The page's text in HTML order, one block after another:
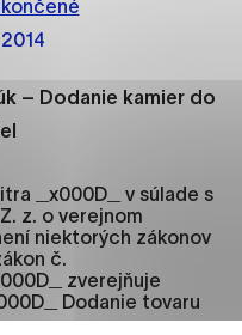
– Dodanie kamier do
_x000D_ v súlade s
z. o verejnom
niektorých zákonov
č.
zverejňuje
Dodanie tovaru
prístup k
stránky. Bez
prevádzkovateľovi
stránok stránku
optimalizovať a
Všetky dáta sa
ich spojiť s